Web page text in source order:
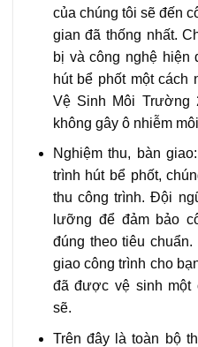
của chúng tôi sẽ đến
gian đã thống nhất.
bị và công nghệ hiện
hút bể phốt một cách
Vệ Sinh Môi Trường
không gây ô nhiễm
Nghiệm thu, bàn
trình hút bể phốt,
thu công trình. Đội
lưỡng để đảm bảo
đúng theo tiêu
giao công trình cho
đã được vệ sinh một
sẽ.
Trên đây là toàn bộ